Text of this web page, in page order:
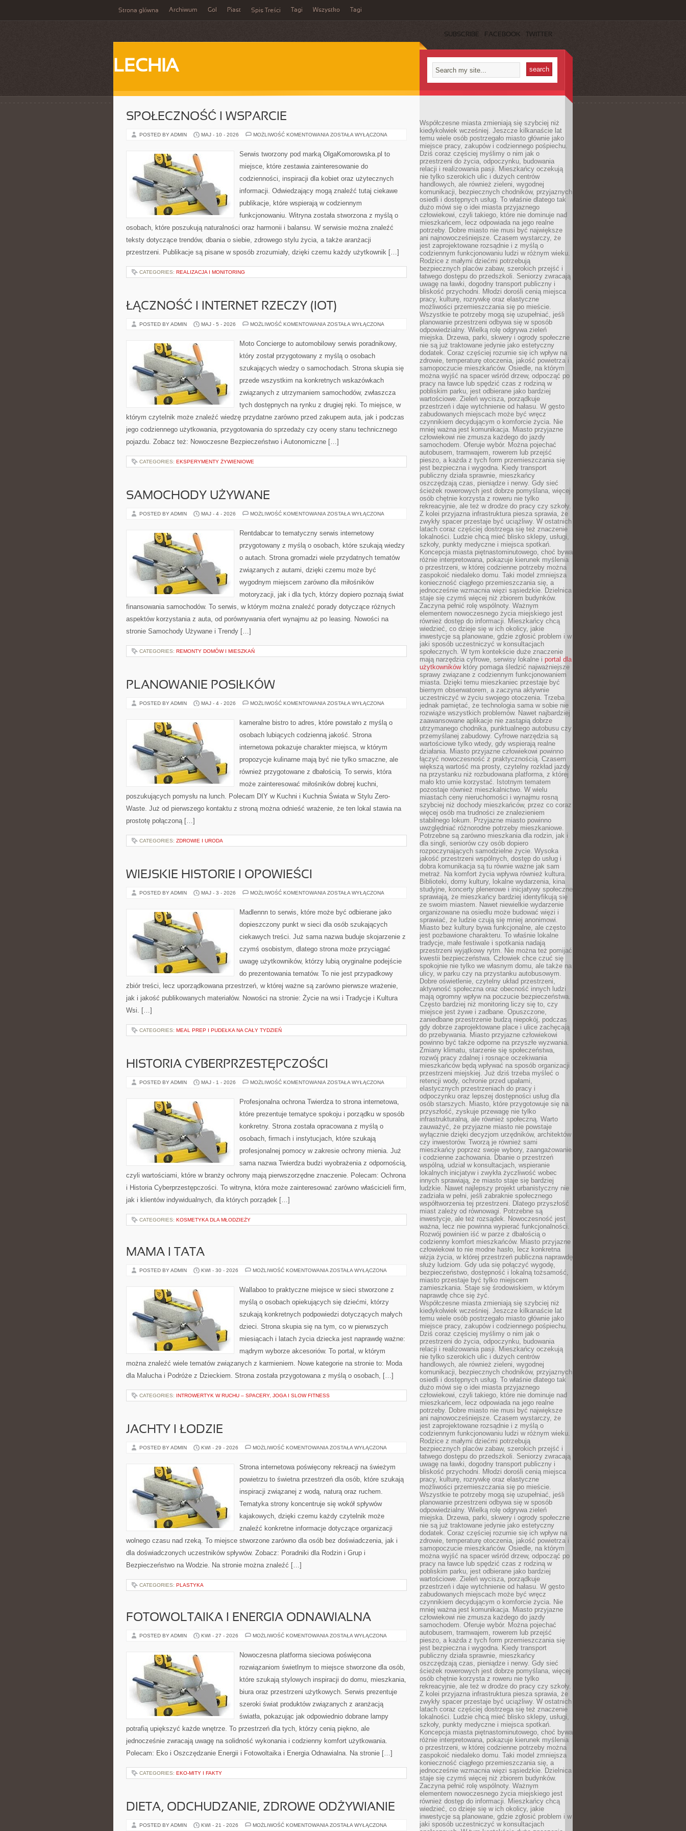
Strona główna Archiwum Gol Piast Spis Treści Tagi Wszystko Tagi
SUBSCRIBE FACEBOOK TWITTER
LECHIA
SPOŁECZNOŚĆ I WSPARCIE
POSTED BY ADMIN MAJ - 10 - 2026 MOŻLIWOŚĆ KOMENTOWANIA SPOŁECZNOŚĆ
ZOSTAŁA WYŁĄCZONA
Serwis tworzony pod marką OlgaKomorowska.pl to
miejsce, które zestawia zainteresowanie do
codzienności, inspiracji dla kobiet oraz użytecznych
informacji. Odwiedzający mogą znaleźć tutaj ciekawe
publikacje, które wspierają w codziennym
funkcjonowaniu. Witryna została stworzona z myślą o
osobach, które poszukują naturalności oraz harmonii i balansu. W serwisie można znaleźć
teksty dotyczące trendów, dbania o siebie, zdrowego stylu życia, a także aranżacji
przestrzeni. Publikacje są pisane w sposób zrozumiały, dzięki czemu każdy użytkownik […]
CATEGORIES: REALIZACJA I MONITORING
ŁĄCZNOŚĆ I INTERNET RZECZY (IOT)
POSTED BY ADMIN MAJ - 5 - 2026 MOŻLIWOŚĆ KOMENTOWANIA ŁĄCZNOŚĆ
(IOT)
ZOSTAŁA WYŁĄCZONA
Moto Concierge to automobilowy serwis poradnikowy,
który został przygotowany z myślą o osobach
szukających wiedzy o samochodach. Strona skupia się
przede wszystkim na konkretnych wskazówkach
związanych z utrzymaniem samochodów, zwłaszcza
tych dostępnych na rynku z drugiej ręki. To miejsce, w
którym czytelnik może znaleźć wiedzę przydatne zarówno przed zakupem auta, jak i podczas
jego codziennego użytkowania, przygotowania do sprzedaży czy oceny stanu technicznego
pojazdu. Zobacz też: Nowoczesne Bezpieczeństwo i Autonomiczne […]
CATEGORIES: EKSPERYMENTY ŻYWIENIOWE
SAMOCHODY UŻYWANE
POSTED BY ADMIN MAJ - 4 - 2026 MOŻLIWOŚĆ KOMENTOWANIA SAMOCHODY
ZOSTAŁA WYŁĄCZONA
Rentdabcar to tematyczny serwis internetowy
przygotowany z myślą o osobach, które szukają wiedzy
o autach. Strona gromadzi wiele przydatnych tematów
związanych z autami, dzięki czemu może być
wygodnym miejscem zarówno dla miłośników
motoryzacji, jak i dla tych, którzy dopiero poznają świat
finansowania samochodów. To serwis, w którym można znaleźć porady dotyczące różnych
aspektów korzystania z auta, od porównywania ofert wynajmu aż po leasing. Nowości na
stronie Samochody Używane i Trendy […]
CATEGORIES: REMONTY DOMÓW I MIESZKAŃ
PLANOWANIE POSIŁKÓW
POSTED BY ADMIN MAJ - 4 - 2026 MOŻLIWOŚĆ KOMENTOWANIA PLANOWANIE
ZOSTAŁA WYŁĄCZONA
kameralne bistro to adres, które powstało z myślą o
osobach lubiących codzienną jakość. Strona
internetowa pokazuje charakter miejsca, w którym
propozycje kulinarne mają być nie tylko smaczne, ale
również przygotowane z dbałością. To serwis, która
może zainteresować miłośników dobrej kuchni,
poszukujących pomysłu na lunch. Polecam DIY w Kuchni i Kuchnia Świata w Stylu Zero-
Waste. Już od pierwszego kontaktu z stroną można odnieść wrażenie, że ten lokal stawia na
prostotę połączoną […]
CATEGORIES: ZDROWIE I URODA
WIEJSKIE HISTORIE I OPOWIEŚCI
POSTED BY ADMIN MAJ - 3 - 2026 MOŻLIWOŚĆ KOMENTOWANIA WIEJSKIE
OPOWIEŚCI
ZOSTAŁA WYŁĄCZONA
Madlennn to serwis, które może być odbierane jako
dopieszczony punkt w sieci dla osób szukających
ciekawych treści. Już sama nazwa buduje skojarzenie z
czymś osobistym, dlatego strona może przyciągać
uwagę użytkowników, którzy lubią oryginalne podejście
do prezentowania tematów. To nie jest przypadkowy
zbiór treści, lecz uporządkowana przestrzeń, w której ważne są zarówno pierwsze wrażenie,
jak i jakość publikowanych materiałów. Nowości na stronie: Życie na wsi i Tradycje i Kultura
Wsi. […]
CATEGORIES: MEAL PREP I PUDEŁKA NA CAŁY TYDZIEŃ
HISTORIA CYBERPRZESTĘPCZOŚCI
POSTED BY ADMIN MAJ - 1 - 2026 MOŻLIWOŚĆ KOMENTOWANIA HISTORIA
ZOSTAŁA WYŁĄCZONA
Profesjonalna ochrona Twierdza to strona internetowa,
które prezentuje tematyce spokoju i porządku w sposób
konkretny. Strona została opracowana z myślą o
osobach, firmach i instytucjach, które szukają
profesjonalnej pomocy w zakresie ochrony mienia. Już
sama nazwa Twierdza budzi wyobrażenia z odpornością,
czyli wartościami, które w branży ochrony mają pierwszorzędne znaczenie. Polecam: Ochrona
i Historia Cyberprzestępczości. To witryna, która może zainteresować zarówno właścicieli firm,
jak i klientów indywidualnych, dla których porządek […]
CATEGORIES: KOSMETYKA DLA MŁODZIEŻY
MAMA I TATA
POSTED BY ADMIN KWI - 30 - 2026 MOŻLIWOŚĆ KOMENTOWANIA MAMA
ZOSTAŁA WYŁĄCZONA
Wallaboo to praktyczne miejsce w sieci stworzone z
myślą o osobach opiekujących się dziećmi, którzy
szukają konkretnych podpowiedzi dotyczących małych
dzieci. Strona skupia się na tym, co w pierwszych
miesiącach i latach życia dziecka jest naprawdę ważne:
mądrym wyborze akcesoriów. To portal, w którym
można znaleźć wiele tematów związanych z karmieniem. Nowe kategorie na stronie to: Moda
dla Malucha i Podróże z Dzieckiem. Strona została przygotowana z myślą o osobach, […]
CATEGORIES: INTROWERTYK W RUCHU – SPACERY, JOGA I SLOW FITNESS
JACHTY I ŁODZIE
POSTED BY ADMIN KWI - 29 - 2026 MOŻLIWOŚĆ KOMENTOWANIA JACHTY
ZOSTAŁA WYŁĄCZONA
Strona internetowa poświęcony rekreacji na świeżym
powietrzu to świetna przestrzeń dla osób, które szukają
inspiracji związanej z wodą, naturą oraz ruchem.
Tematyka strony koncentruje się wokół spływów
kajakowych, dzięki czemu każdy czytelnik może
znaleźć konkretne informacje dotyczące organizacji
wolnego czasu nad rzeką. To miejsce stworzone zarówno dla osób bez doświadczenia, jak i
dla doświadczonych uczestników spływów. Zobacz: Poradniki dla Rodzin i Grup i
Bezpieczeństwo na Wodzie. Na stronie można znaleźć […]
CATEGORIES: PLASTYKA
FOTOWOLTAIKA I ENERGIA ODNAWIALNA
POSTED BY ADMIN KWI - 27 - 2026 MOŻLIWOŚĆ KOMENTOWANIA FOTOWOLTAIKA
ODNAWIALNA
ZOSTAŁA WYŁĄCZONA
Nowoczesna platforma sieciowa poświęcona
rozwiązaniom świetlnym to miejsce stworzone dla osób,
które szukają stylowych inspiracji do domu, mieszkania,
biura oraz przestrzeni użytkowych. Serwis prezentuje
szeroki świat produktów związanych z aranżacją
światła, pokazując jak odpowiednio dobrane lampy
potrafią upiększyć każde wnętrze. To przestrzeń dla tych, którzy cenią piękno, ale
jednocześnie zwracają uwagę na solidność wykonania i codzienny komfort użytkowania.
Polecam: Eko i Oszczędzanie Energii i Fotowoltaika i Energia Odnawialna. Na stronie […]
CATEGORIES: EKO-MITY I FAKTY
DIETA, ODCHUDZANIE, ZDROWE ODŻYWIANIE
POSTED BY ADMIN KWI - 21 - 2026 MOŻLIWOŚĆ KOMENTOWANIA DIETA,
ZOSTAŁA WYŁĄCZONA
Współczesne miasta zmieniają się szybciej niż
kiedykolwiek wcześniej. Jeszcze kilkanaście lat
temu wiele osób postrzegało miasto głównie jako
miejsce pracy, zakupów i codziennego pośpiechu.
Dziś coraz częściej myślimy o nim jak o
przestrzeni do życia, odpoczynku, budowania
relacji i realizowania pasji. Mieszkańcy oczekują
nie tylko szerokich ulic i dużych centrów
handlowych, ale również zieleni, wygodnej
komunikacji, bezpiecznych chodników, przyjaznych
osiedli i dostępnych usług. To właśnie dlatego tak
dużo mówi się o idei miasta przyjaznego
człowiekowi, czyli takiego, które nie dominuje nad
mieszkańcem, lecz odpowiada na jego realne
potrzeby. Dobre miasto nie musi być największe
ani najnowocześniejsze. Czasem wystarczy, że
jest zaprojektowane rozsądnie i z myślą o
codziennym funkcjonowaniu ludzi w różnym wieku.
Rodzice z małymi dziećmi potrzebują
bezpiecznych placów zabaw, szerokich przejść i
łatwego dostępu do przedszkoli. Seniorzy zwracają
uwagę na ławki, dogodny transport publiczny i
bliskość przychodni. Młodzi dorośli cenią miejsca
pracy, kulturę, rozrywkę oraz elastyczne
możliwości przemieszczania się po mieście.
Wszystkie te potrzeby mogą się uzupełniać, jeśli
planowanie przestrzeni odbywa się w sposób
odpowiedzialny. Wielką rolę odgrywa zieleń
miejska. Drzewa, parki, skwery i ogrody społeczne
nie są już traktowane jedynie jako estetyczny
dodatek. Coraz częściej rozumie się ich wpływ na
zdrowie, temperaturę otoczenia, jakość powietrza i
samopoczucie mieszkańców. Osiedle, na którym
można wyjść na spacer wśród drzew, odpocząć po
pracy na ławce lub spędzić czas z rodziną w
pobliskim parku, jest odbierane jako bardziej
wartościowe. Zieleń wycisza, porządkuje
przestrzeń i daje wytchnienie od hałasu. W gęsto
zabudowanych miejscach może być wręcz
czynnikiem decydującym o komforcie życia. Nie
mniej ważna jest komunikacja. Miasto przyjazne
człowiekowi nie zmusza każdego do jazdy
samochodem. Oferuje wybór. Można pojechać
autobusem, tramwajem, rowerem lub przejść
pieszo, a każda z tych form przemieszczania się
jest bezpieczna i wygodna. Kiedy transport
publiczny działa sprawnie, mieszkańcy
oszczędzają czas, pieniądze i nerwy. Gdy sieć
ścieżek rowerowych jest dobrze pomyślana, więcej
osób chętnie korzysta z roweru nie tylko
rekreacyjnie, ale też w drodze do pracy czy szkoły.
Z kolei przyjazna infrastruktura piesza sprawia, że
zwykły spacer przestaje być uciążliwy. W ostatnich
latach coraz częściej dostrzega się też znaczenie
lokalności. Ludzie chcą mieć blisko sklepy, usługi,
szkoły, punkty medyczne i miejsca spotkań.
Koncepcja miasta piętnastominutowego, choć bywa
różnie interpretowana, pokazuje kierunek myślenia
o przestrzeni, w której codzienne potrzeby można
zaspokoić niedaleko domu. Taki model zmniejsza
konieczność ciągłego przemieszczania się, a
jednocześnie wzmacnia więzi sąsiedzkie. Dzielnica
staje się czymś więcej niż zbiorem budynków.
Zaczyna pełnić rolę wspólnoty. Ważnym
elementem nowoczesnego życia miejskiego jest
również dostęp do informacji. Mieszkańcy chcą
wiedzieć, co dzieje się w ich okolicy, jakie
inwestycje są planowane, gdzie zgłosić problem i w
jaki sposób uczestniczyć w konsultacjach
społecznych. W tym kontekście duże znaczenie
mają narzędzia cyfrowe, serwisy lokalne i portal dla
użytkownikówktóry pomaga śledzić najważniejsze
sprawy związane z codziennym funkcjonowaniem
miasta. Dzięki temu mieszkaniec przestaje być
biernym obserwatorem, a zaczyna aktywnie
uczestniczyć w życiu swojego otoczenia. Trzeba
jednak pamiętać, że technologia sama w sobie nie
rozwiąże wszystkich problemów. Nawet najbardziej
zaawansowane aplikacje nie zastąpią dobrze
utrzymanego chodnika, punktualnego autobusu czy
przemyślanej zabudowy. Cyfrowe narzędzia są
wartościowe tylko wtedy, gdy wspierają realne
działania. Miasto przyjazne człowiekowi powinno
łączyć nowoczesność z praktycznością. Czasem
większą wartość ma prosty, czytelny rozkład jazdy
na przystanku niż rozbudowana platforma, z której
mało kto umie korzystać. Istotnym tematem
pozostaje również mieszkalnictwo. W wielu
miastach ceny nieruchomości i wynajmu rosną
szybciej niż dochody mieszkańców, przez co coraz
więcej osób ma trudności ze znalezieniem
stabilnego lokum. Przyjazne miasto powinno
uwzględniać różnorodne potrzeby mieszkaniowe.
Potrzebne są zarówno mieszkania dla rodzin, jak i
dla singli, seniorów czy osób dopiero
rozpoczynających samodzielne życie. Wysoka
jakość przestrzeni wspólnych, dostęp do usług i
dobra komunikacja są tu równie ważne jak sam
metraż. Na komfort życia wpływa również kultura.
Biblioteki, domy kultury, lokalne wydarzenia, kina
studyjne, koncerty plenerowe i inicjatywy społeczne
sprawiają, że mieszkańcy bardziej identyfikują się
ze swoim miastem. Nawet niewielkie wydarzenie
organizowane na osiedlu może budować więzi i
sprawiać, że ludzie czują się mniej anonimowi.
Miasto bez kultury bywa funkcjonalne, ale często
jest pozbawione charakteru. To właśnie lokalne
tradycje, małe festiwale i spotkania nadają
przestrzeni wyjątkowy rytm. Nie można też pomijać
kwestii bezpieczeństwa. Człowiek chce czuć się
spokojnie nie tylko we własnym domu, ale także na
ulicy, w parku czy na przystanku autobusowym.
Dobre oświetlenie, czytelny układ przestrzeni,
aktywność społeczna oraz obecność innych ludzi
mają ogromny wpływ na poczucie bezpieczeństwa.
Często bardziej niż monitoring liczy się to, czy
miejsce jest żywe i zadbane. Opuszczone,
zaniedbane przestrzenie budzą niepokój, podczas
gdy dobrze zaprojektowane place i ulice zachęcają
do przebywania. Miasto przyjazne człowiekowi
powinno być także odporne na przyszłe wyzwania.
Zmiany klimatu, starzenie się społeczeństwa,
rozwój pracy zdalnej i rosnące oczekiwania
mieszkańców będą wpływać na sposób organizacji
przestrzeni miejskiej. Już dziś trzeba myśleć o
retencji wody, ochronie przed upałami,
elastycznych przestrzeniach do pracy i
odpoczynku oraz lepszej dostępności usług dla
osób starszych. Miasto, które przygotowuje się na
przyszłość, zyskuje przewagę nie tylko
infrastrukturalną, ale również społeczną. Warto
zauważyć, że przyjazne miasto nie powstaje
wyłącznie dzięki decyzjom urzędników, architektów
czy inwestorów. Tworzą je również sami
mieszkańcy poprzez swoje wybory, zaangażowanie
i codzienne zachowania. Dbanie o przestrzeń
wspólną, udział w konsultacjach, wspieranie
lokalnych inicjatyw i zwykła życzliwość wobec
innych sprawiają, że miasto staje się bardziej
ludzkie. Nawet najlepszy projekt urbanistyczny nie
zadziała w pełni, jeśli zabraknie społecznego
współtworzenia tej przestrzeni. Dlatego przyszłość
miast zależy od równowagi. Potrzebne są
inwestycje, ale też rozsądek. Nowoczesność jest
ważna, lecz nie powinna wypierać funkcjonalności.
Rozwój powinien iść w parze z dbałością o
codzienny komfort mieszkańców. Miasto przyjazne
człowiekowi to nie modne hasło, lecz konkretna
wizja życia, w której przestrzeń publiczna naprawdę
służy ludziom. Gdy uda się połączyć wygodę,
bezpieczeństwo, dostępność i lokalną tożsamość,
miasto przestaje być tylko miejscem
zamieszkania. Staje się środowiskiem, w którym
naprawdę chce się żyć.
Współczesne miasta zmieniają się szybciej niż
kiedykolwiek wcześniej. Jeszcze kilkanaście lat
temu wiele osób postrzegało miasto głównie jako
miejsce pracy, zakupów i codziennego pośpiechu.
Dziś coraz częściej myślimy o nim jak o
przestrzeni do życia, odpoczynku, budowania
relacji i realizowania pasji. Mieszkańcy oczekują
nie tylko szerokich ulic i dużych centrów
handlowych, ale również zieleni, wygodnej
komunikacji, bezpiecznych chodników, przyjaznych
osiedli i dostępnych usług. To właśnie dlatego tak
dużo mówi się o idei miasta przyjaznego
człowiekowi, czyli takiego, które nie dominuje nad
mieszkańcem, lecz odpowiada na jego realne
potrzeby. Dobre miasto nie musi być największe
ani najnowocześniejsze. Czasem wystarczy, że
jest zaprojektowane rozsądnie i z myślą o
codziennym funkcjonowaniu ludzi w różnym wieku.
Rodzice z małymi dziećmi potrzebują
bezpiecznych placów zabaw, szerokich przejść i
łatwego dostępu do przedszkoli. Seniorzy zwracają
uwagę na ławki, dogodny transport publiczny i
bliskość przychodni. Młodzi dorośli cenią miejsca
pracy, kulturę, rozrywkę oraz elastyczne
możliwości przemieszczania się po mieście.
Wszystkie te potrzeby mogą się uzupełniać, jeśli
planowanie przestrzeni odbywa się w sposób
odpowiedzialny. Wielką rolę odgrywa zieleń
miejska. Drzewa, parki, skwery i ogrody społeczne
nie są już traktowane jedynie jako estetyczny
dodatek. Coraz częściej rozumie się ich wpływ na
zdrowie, temperaturę otoczenia, jakość powietrza i
samopoczucie mieszkańców. Osiedle, na którym
można wyjść na spacer wśród drzew, odpocząć po
pracy na ławce lub spędzić czas z rodziną w
pobliskim parku, jest odbierane jako bardziej
wartościowe. Zieleń wycisza, porządkuje
przestrzeń i daje wytchnienie od hałasu. W gęsto
zabudowanych miejscach może być wręcz
czynnikiem decydującym o komforcie życia. Nie
mniej ważna jest komunikacja. Miasto przyjazne
człowiekowi nie zmusza każdego do jazdy
samochodem. Oferuje wybór. Można pojechać
autobusem, tramwajem, rowerem lub przejść
pieszo, a każda z tych form przemieszczania się
jest bezpieczna i wygodna. Kiedy transport
publiczny działa sprawnie, mieszkańcy
oszczędzają czas, pieniądze i nerwy. Gdy sieć
ścieżek rowerowych jest dobrze pomyślana, więcej
osób chętnie korzysta z roweru nie tylko
rekreacyjnie, ale też w drodze do pracy czy szkoły.
Z kolei przyjazna infrastruktura piesza sprawia, że
zwykły spacer przestaje być uciążliwy. W ostatnich
latach coraz częściej dostrzega się też znaczenie
lokalności. Ludzie chcą mieć blisko sklepy, usługi,
szkoły, punkty medyczne i miejsca spotkań.
Koncepcja miasta piętnastominutowego, choć bywa
różnie interpretowana, pokazuje kierunek myślenia
o przestrzeni, w której codzienne potrzeby można
zaspokoić niedaleko domu. Taki model zmniejsza
konieczność ciągłego przemieszczania się, a
jednocześnie wzmacnia więzi sąsiedzkie. Dzielnica
staje się czymś więcej niż zbiorem budynków.
Zaczyna pełnić rolę wspólnoty. Ważnym
elementem nowoczesnego życia miejskiego jest
również dostęp do informacji. Mieszkańcy chcą
wiedzieć, co dzieje się w ich okolicy, jakie
inwestycje są planowane, gdzie zgłosić problem i w
jaki sposób uczestniczyć w konsultacjach